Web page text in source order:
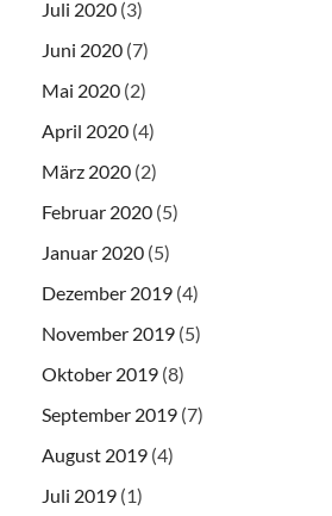
Juli 2020 (3)
Juni 2020 (7)
Mai 2020 (2)
April 2020 (4)
März 2020 (2)
Februar 2020 (5)
Januar 2020 (5)
Dezember 2019 (4)
November 2019 (5)
Oktober 2019 (8)
September 2019 (7)
August 2019 (4)
Juli 2019 (1)